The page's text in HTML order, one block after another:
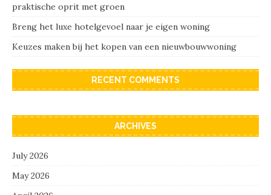
praktische oprit met groen
Breng het luxe hotelgevoel naar je eigen woning
Keuzes maken bij het kopen van een nieuwbouwwoning
RECENT COMMENTS
ARCHIVES
July 2026
May 2026